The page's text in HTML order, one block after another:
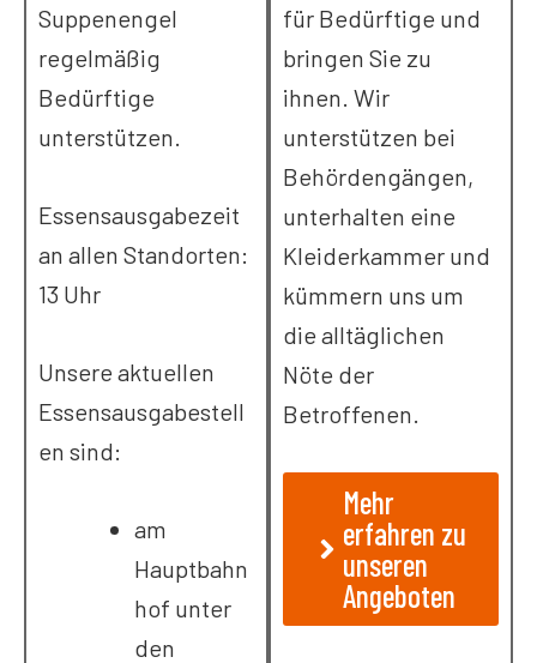
Suppenengel
regelmäßig
Bedürftige
unterstützen.
Essensausgabezeit
an allen Standorten:
13 Uhr
Unsere aktuellen
Essensausgabestell
en sind:
am
Hauptbahn
hof unter
den
für Bedürftige und
bringen Sie zu
ihnen. Wir
unterstützen bei
Behördengängen,
unterhalten eine
Kleiderkammer und
kümmern uns um
die alltäglichen
Nöte der
Betroffenen.
Mehr
erfahren zu
unseren
Angeboten